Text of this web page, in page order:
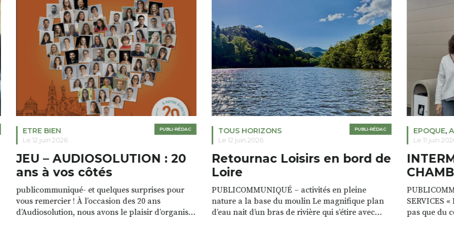
PUBLI-RÉDAC
TOUS HORIZONS
Le 12 juin 2026
Retournac Loisirs en bord de
Loire
PUBLICOMMUNIQUÉ – activités en pleine
nature a la base du moulin Le magnifique plan
d’eau nait d’un bras de rivière qui s’étire avec
PUBLI-RÉDAC
EPOQUE,ART DE VIVRE
Le 11 juin 2026
INTERMARCHÉ LE
CHAMBON SUR LIGNON
PUBLICOMMUNIQUÉ – NOS NOUVEAUX
SERVICES « Dans notre Intermarché, on ne fait
pas que du commerce, on prend soin de nos
EPOQUE
ere43
Publi-
meteor «